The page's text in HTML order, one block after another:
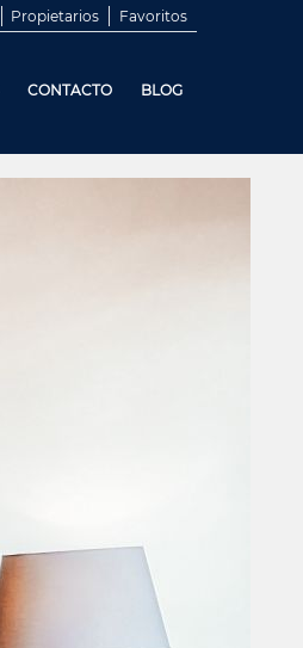
Favoritos
Propietarios
CONTACTO BLOG